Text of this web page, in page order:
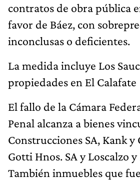
contratos de obra pública
favor de Báez, con
inconclusas o deficientes.
La medida incluye Los
propiedades en El Calafate
El fallo de la Cámara
Penal alcanza a bienes
Construcciones SA, Kank y
Gotti Hnos. SA y Loscalzo
También inmuebles que